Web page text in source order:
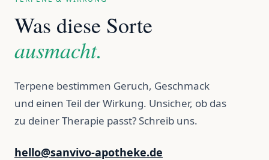
Was diese Sorte
ausmacht.
Terpene bestimmen Geruch, Geschmack
und einen Teil der Wirkung. Unsicher, ob das
zu deiner Therapie passt? Schreib uns.
hello@sanvivo-apotheke.de